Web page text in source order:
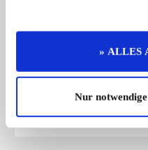
» ALLES
Nur
Ferrari 612 Scaglietti F1 |